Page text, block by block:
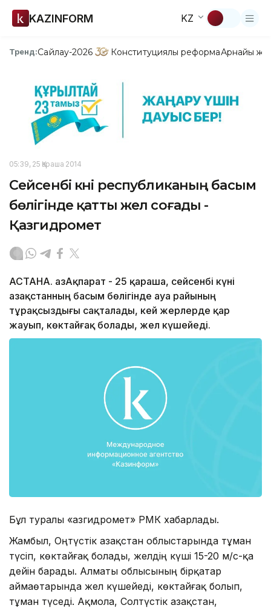
KAZINFORM KZ
Тренд:Сайлау-2026 Конституциялық реформаАрнайы
05:39, 25 Қараша 2014
Сейсенбі күні республиканың басым
бөлігінде қатты жел соғады -
Қазгидромет
АСТАНА. ҚазАқпарат - 25 қараша, сейсенбі күні
Қазақстанның басым бөлігінде ауа райының
тұрақсыздығы сақталады, кей жерлерде қар
жауып, көктайғақ болады, жел күшейеді.
Бұл туралы «Қазгидромет» РМК хабарлады.
Жамбыл, Оңтүстік Қазақстан облыстарында тұман
түсіп, көктайғақ болады, желдің күші 15-20 м/с-қа
дейін барады. Алматы облысының бірқатар
аймаөтарында жел күшейеді, көктайғақ болып,
тұман түседі. Ақмола, Солтүстік Қазақстан,